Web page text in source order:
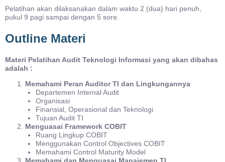
Pelatihan akan dilaksanakan dalam waktu 2 (dua) hari penuh,
pukul 9 pagi sampai dengan 5 sore.
Outline Materi
Materi Pelatihan Audit Teknologi Informasi yang akan dibahas
adalah :
Memahami Peran Auditor TI dan Lingkungannya
Departemen Internal Audit
Organisasi
Finansial, Operasional dan Teknologi
Tujuan Audit TI
Menguasai Framework COBIT
Ruang Lingkup COBIT
Menggunakan Control Objectives COBIT
Memahami Control Maturity Model